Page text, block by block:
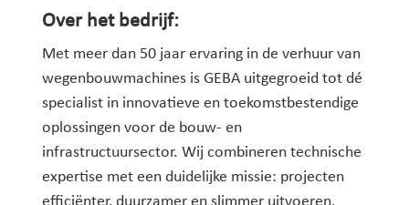
Over het bedrijf:
Met meer dan 50 jaar ervaring in de verhuur van
wegenbouwmachines is GEBA uitgegroeid tot dé
specialist in innovatieve en toekomstbestendige
oplossingen voor de bouw- en
infrastructuursector. Wij combineren technische
expertise met een duidelijke missie: projecten